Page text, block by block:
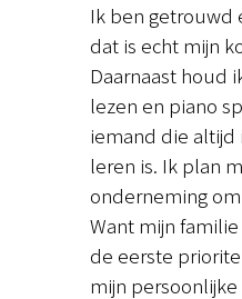
Ik ben getrouwd
dat is echt mijn
Daarnaast houd
lezen en piano
iemand die altijd
leren is. Ik plan
onderneming
Want mijn
de eerste
mijn